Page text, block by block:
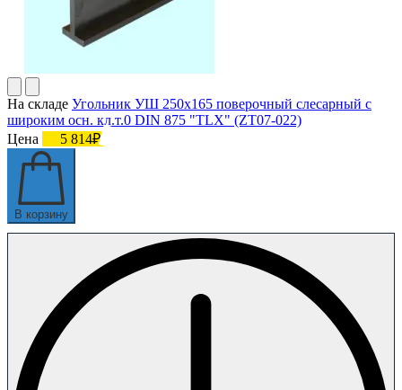
На складе Угольник УШ 250х165 поверочный слесарный с
широким осн. кл.т.0 DIN 875 "TLX" (ZT07-022)
Цена
5 814₽
В корзину